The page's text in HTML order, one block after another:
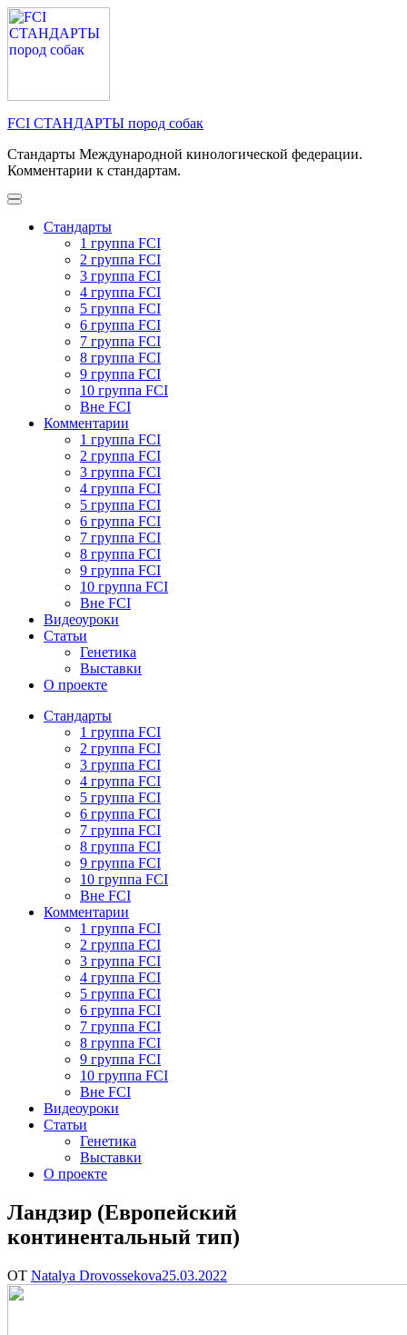
Перейти
к
содержимому
FCI СТАНДАРТЫ пород собак
Стандарты Международной кинологической федерации.
Комментарии к стандартам.
Стандарты
1 группа FCI
2 группа FCI
3 группа FCI
4 группа FCI
5 группа FCI
6 группа FCI
7 группа FCI
8 группа FCI
9 группа FCI
10 группа FCI
Вне FCI
Комментарии
1 группа FCI
2 группа FCI
3 группа FCI
4 группа FCI
5 группа FCI
6 группа FCI
7 группа FCI
8 группа FCI
9 группа FCI
10 группа FCI
Вне FCI
Видеоуроки
Статьи
Генетика
Выставки
О проекте
Стандарты
1 группа FCI
2 группа FCI
3 группа FCI
4 группа FCI
5 группа FCI
6 группа FCI
7 группа FCI
8 группа FCI
9 группа FCI
10 группа FCI
Вне FCI
Комментарии
1 группа FCI
2 группа FCI
3 группа FCI
4 группа FCI
5 группа FCI
6 группа FCI
7 группа FCI
8 группа FCI
9 группа FCI
10 группа FCI
Вне FCI
Видеоуроки
Статьи
Генетика
Выставки
О проекте
Ландзир (Европейский
континентальный тип)
ОТ Natalya Drovossekova25.03.2022